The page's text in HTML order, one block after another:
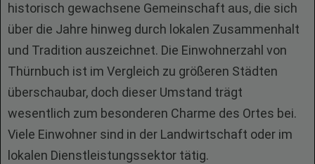
historisch gewachsene Gemeinschaft aus, die sich
über die Jahre hinweg durch lokalen Zusammenhalt
und Tradition auszeichnet. Die Einwohnerzahl von
Thürnbuch ist im Vergleich zu größeren Städten
überschaubar, doch dieser Umstand trägt
wesentlich zum besonderen Charme des Ortes bei.
Viele Einwohner sind in der Landwirtschaft oder im
lokalen Dienstleistungssektor tätig.